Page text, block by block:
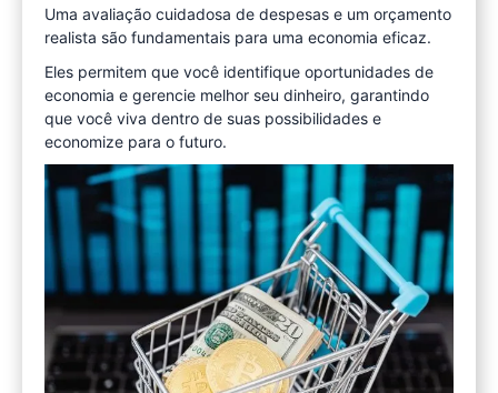
Uma avaliação cuidadosa de despesas e um orçamento
realista são fundamentais para uma economia eficaz.
Eles permitem que você identifique oportunidades de
economia e gerencie melhor seu dinheiro, garantindo
que você viva dentro de suas possibilidades e
economize para o futuro.